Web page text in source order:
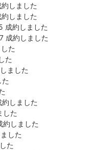
しました
しました
成約しました
成約しました
た
た
ました
しました
した
しました
した
た